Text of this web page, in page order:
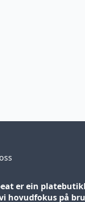
er ein
hovudfokus på